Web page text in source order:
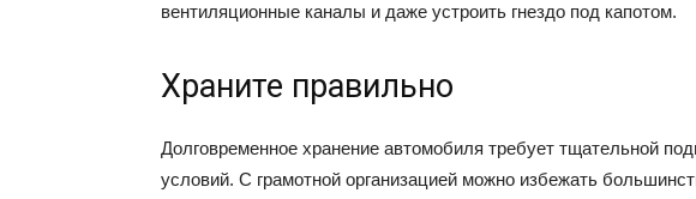
вентиляционные каналы и даже устроить гнездо под капотом.
Храните правильно
Долговременное хранение автомобиля требует тщательной
условий. С грамотной организацией можно избежать